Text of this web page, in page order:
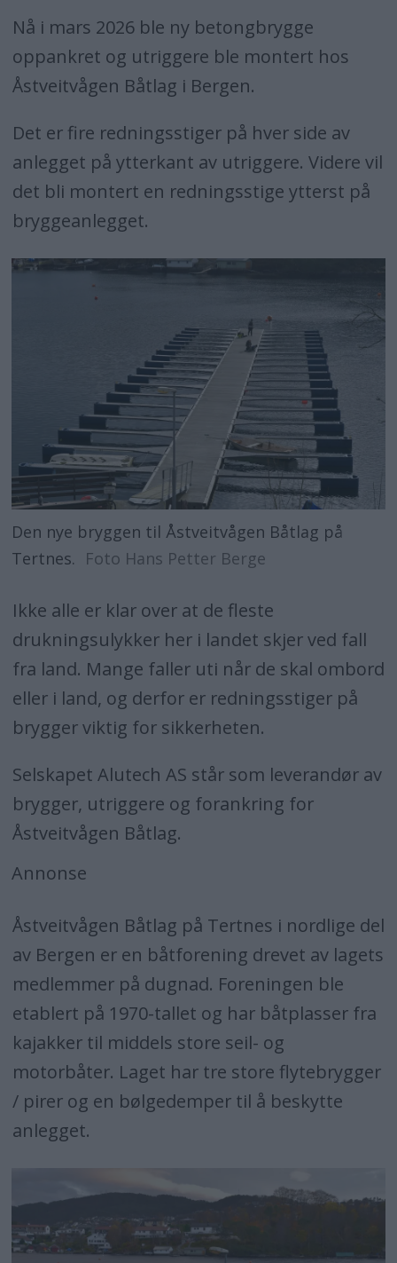
Nå i mars 2026 ble ny betongbrygge
oppankret og utriggere ble montert hos
Åstveitvågen Båtlag i Bergen.
Det er fire redningsstiger på hver side av
anlegget på ytterkant av utriggere. Videre vil
det bli montert en redningsstige ytterst på
bryggeanlegget.
Den nye bryggen til Åstveitvågen Båtlag på
Tertnes.
Foto Hans Petter Berge
Ikke alle er klar over at de fleste
drukningsulykker her i landet skjer ved fall
fra land. Mange faller uti når de skal ombord
eller i land, og derfor er redningsstiger på
brygger viktig for sikkerheten.
Selskapet Alutech AS står som leverandør av
brygger, utriggere og forankring for
Åstveitvågen Båtlag.
Annonse
Åstveitvågen Båtlag på Tertnes i nordlige del
av Bergen er en båtforening drevet av lagets
medlemmer på dugnad. Foreningen ble
etablert på 1970-tallet og har båtplasser fra
kajakker til middels store seil- og
motorbåter. Laget har tre store flytebrygger
/ pirer og en bølgedemper til å beskytte
anlegget.